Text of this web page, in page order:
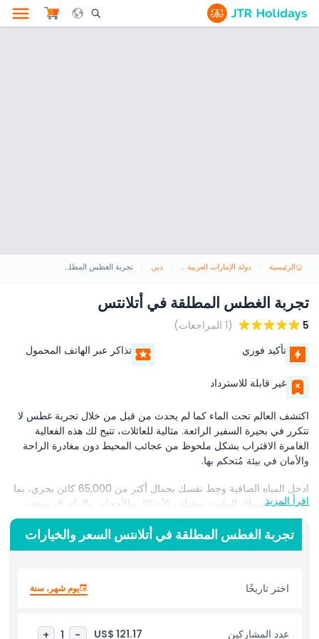
Search Opener Icon
الرئيسية دولة الإمارات العربية المتحدة دبي تجربة الغطس المطلقة في أتلانتس
تجربة الغطس المطلقة في أتلانتس
5
(1 المراجعات)
تأكيد فوري
تذاكر عبر الهاتف المحمول
غير قابلة للاسترداد
اكتشف العالم تحت الماء كما لم يحدث من قبل من خلال تجربة غطس لا
تتكرر في بحيرة السفير الرائعة. مثالية للعائلات، تتيح لك هذه الفعالية
الغامرة الاقتراب بشكل ملحوظ من عجائب المحيط دون مغادرة الراحة
والأمان في بيئة مُتحكم بها.
ادخل المياه الصافية وحِط نفسك بجمال أكثر من 65,000 كائن بحري، بما
في ذلك الأسماك الملونة بمختلف الأشكال والأحجام، والراي الرشيقة،
وأنواع أخرى مثيرة تعيش في البحيرة. سواء كانت هذه أول مرة لك في
نشاط تحت الماء أو كنت ترغب فقط في الاستمتاع بجمال الحياة البحرية
من منظور جديد، توفر هذه التجربة منظرًا ساحرًا لتنوع المحيط.
العائلات، فهي مناسبة لكل من السباحين وغير السباحين الذين تبلغ
في البحيرة بينما تُبهرهم المخلوقات البحرية النابضة بالحياة التي تسبح من
اقرأ المزيد
تجربة الغطس المطلقة في أتلانتس السعر والخيارات
اختر تاريخًا يوم شهر، سنة
عدد المشاركين US$ 121.17
-
1
+